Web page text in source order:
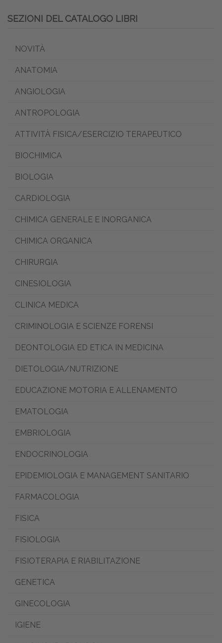
SEZIONI DEL CATALOGO LIBRI
NOVITÀ
ANATOMIA
ANGIOLOGIA
ANTROPOLOGIA
ATTIVITÀ FISICA/ESERCIZIO TERAPEUTICO
BIOCHIMICA
BIOLOGIA
CARDIOLOGIA
CHIMICA GENERALE E INORGANICA
CHIMICA ORGANICA
CHIRURGIA
CINESIOLOGIA
CLINICA MEDICA
CRIMINOLOGIA E SCIENZE FORENSI
DEONTOLOGIA ED ETICA IN MEDICINA
DIETOLOGIA/NUTRIZIONE
EDUCAZIONE MOTORIA E ALLENAMENTO
EMATOLOGIA
EMBRIOLOGIA
ENDOCRINOLOGIA
EPIDEMIOLOGIA E MANAGEMENT SANITARIO
FARMACOLOGIA
FISICA
FISIOLOGIA
FISIOTERAPIA E RIABILITAZIONE
GENETICA
GINECOLOGIA
IGIENE